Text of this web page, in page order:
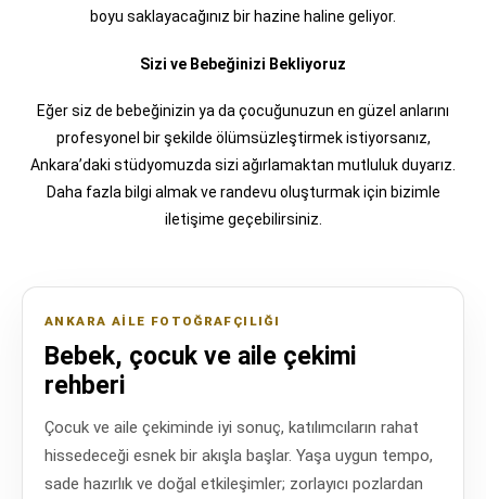
boyu saklayacağınız bir hazine haline geliyor.
Sizi ve Bebeğinizi Bekliyoruz
Eğer siz de bebeğinizin ya da çocuğunuzun en güzel anlarını
profesyonel bir şekilde ölümsüzleştirmek istiyorsanız,
Ankara’daki stüdyomuzda sizi ağırlamaktan mutluluk duyarız.
Daha fazla bilgi almak ve randevu oluşturmak için bizimle
iletişime geçebilirsiniz.
ANKARA AILE FOTOĞRAFÇILIĞI
Bebek, çocuk ve aile çekimi
rehberi
Çocuk ve aile çekiminde iyi sonuç, katılımcıların rahat
hissedeceği esnek bir akışla başlar. Yaşa uygun tempo,
sade hazırlık ve doğal etkileşimler; zorlayıcı pozlardan